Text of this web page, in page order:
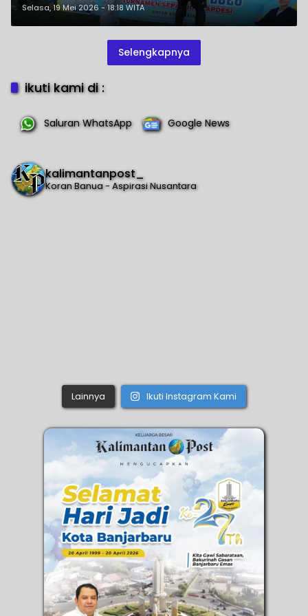
Persaudaraan
Selasa, 19 Mei 2026 - 18:18 WITA
Selengkapnya
ikuti kami di :
Saluran WhatsApp Google News
kalimantanpost_
Koran Banua - Aspirasi Nusantara
Lainnya Ikuti Instagram Kami